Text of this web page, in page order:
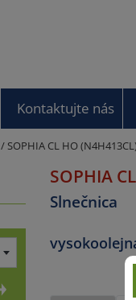
Kontaktujte nás
/ SOPHIA CL HO
SOPHIA
Slnečnica